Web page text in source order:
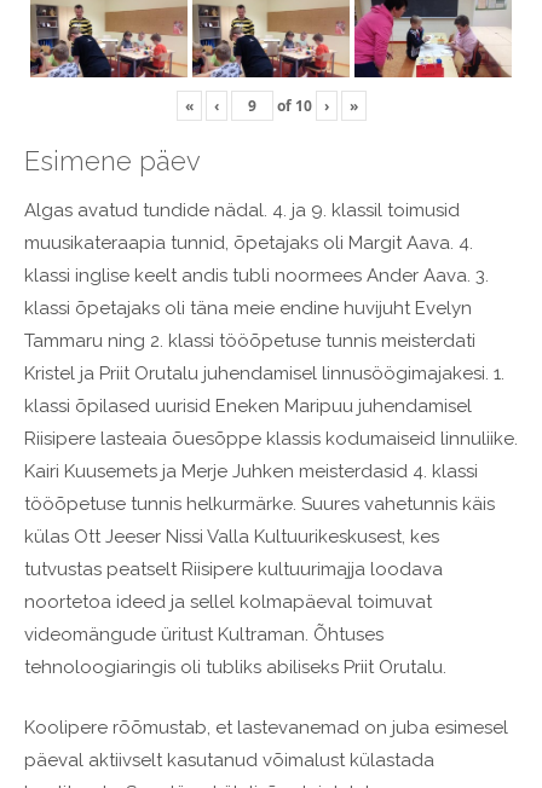
« ‹ of 10 › »
Esimene päev
Algas avatud tundide nädal. 4. ja 9. klassil toimusid
muusikateraapia tunnid, õpetajaks oli Margit Aava. 4.
klassi inglise keelt andis tubli noormees Ander Aava. 3.
klassi õpetajaks oli täna meie endine huvijuht Evelyn
Tammaru ning 2. klassi tööõpetuse tunnis meisterdati
Kristel ja Priit Orutalu juhendamisel linnusöögimajakesi. 1.
klassi õpilased uurisid Eneken Maripuu juhendamisel
Riisipere lasteaia õuesõppe klassis kodumaiseid linnuliike.
Kairi Kuusemets ja Merje Juhken meisterdasid 4. klassi
tööõpetuse tunnis helkurmärke. Suures vahetunnis käis
külas Ott Jeeser Nissi Valla Kultuurikeskusest, kes
tutvustas peatselt Riisipere kultuurimajja loodava
noortetoa ideed ja sellel kolmapäeval toimuvat
videomängude üritust Kultraman. Õhtuses
tehnoloogiaringis oli tubliks abiliseks Priit Orutalu.
Koolipere rõõmustab, et lastevanemad on juba esimesel
päeval aktiivselt kasutanud võimalust külastada